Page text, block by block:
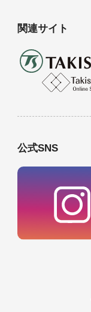
公式SNS
関連サイト